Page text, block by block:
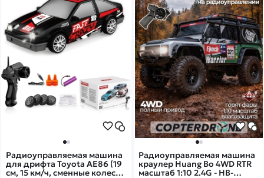
Радиоуправляемая машина
для дрифта Toyota AE86 (19
см, 15 км/ч, сменные колеса,
Радиоуправляемая машина
краулер Huang Bo 4WD RTR
масштаб 1:10 2.4G - HB-